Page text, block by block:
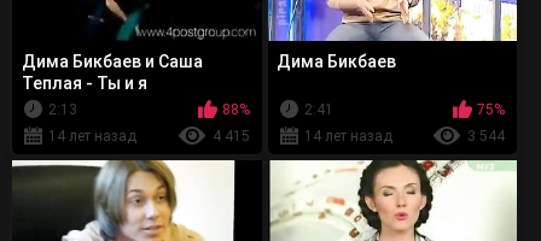
Дима Бикбаев и Саша
Теплая - Ты и я
2:13
88%
14 лет назад
4 415
Дима Бикбаев
2:41
75%
14 лет назад
3 544